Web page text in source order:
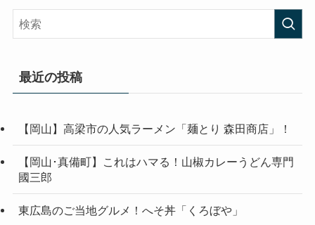
最近の投稿
【岡山】高梁市の人気ラーメン「麺とり 森田商店」！
【岡山･真備町】これはハマる！山椒カレーうどん専門
國三郎
東広島のご当地グルメ！へそ丼「くろぼや」